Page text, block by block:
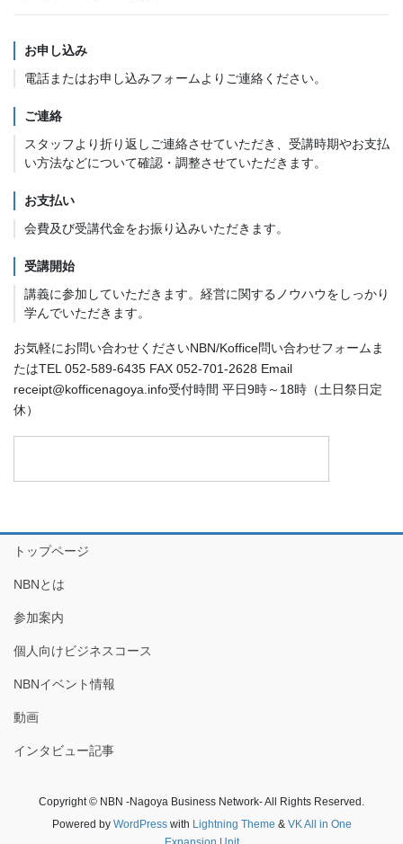
お申し込み
電話またはお申し込みフォームよりご連絡ください。
ご連絡
スタッフより折り返しご連絡させていただき、受講時期やお支払
い方法などについて確認・調整させていただきます。
お支払い
会費及び受講代金をお振り込みいただきます。
受講開始
講義に参加していただきます。経営に関するノウハウをしっかり
学んでいただきます。
お気軽にお問い合わせくださいNBN/Koffice問い合わせフォームま
たはTEL 052-589-6435 FAX 052-701-2628 Email
receipt@kofficenagoya.info受付時間 平日9時～18時（土日祭日定
休）
トップページ
NBNとは
参加案内
個人向けビジネスコース
NBNイベント情報
動画
インタビュー記事
Copyright © NBN -Nagoya Business Network- All Rights Reserved.
Powered by WordPresswith Lightning Theme & VK All in One